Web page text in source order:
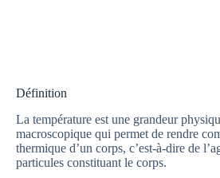
Définition
La température est une grandeur
macroscopique qui permet de rendre
thermique d’un corps, c’est-à-dire de
particules constituant le corps.